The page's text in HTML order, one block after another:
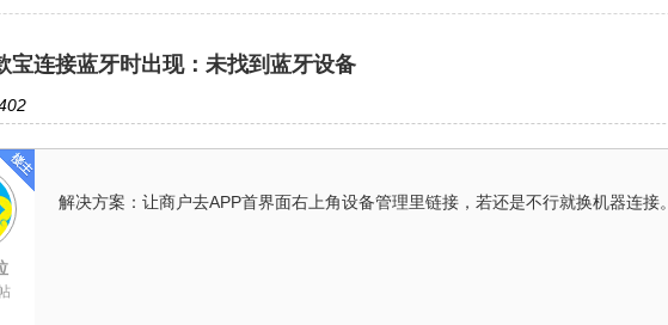
宝连接蓝牙时出现：未找到蓝牙设备
解决方案：让商户去APP首界面右上角设备管理里链接，若还是不行就换机器连接。